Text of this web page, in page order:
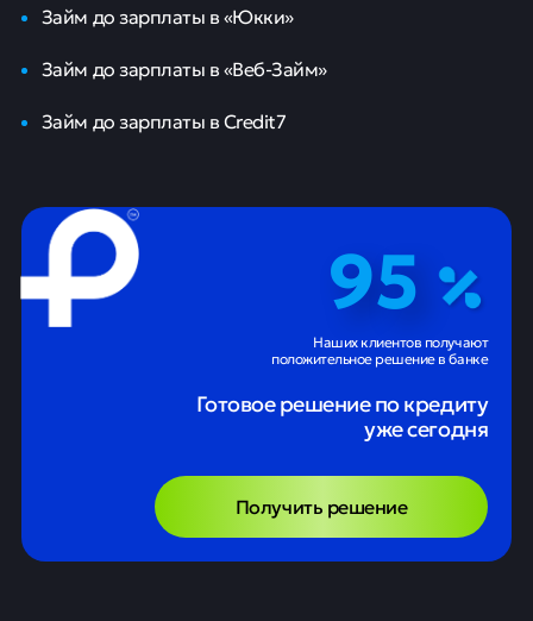
Займ до зарплаты в «Юкки»
Займ до зарплаты в «Веб-Займ»
Займ до зарплаты в Credit7
95
Наших клиентов получают
положительное решение в банке
Готовое решение по кредиту
уже сегодня
Получить решение